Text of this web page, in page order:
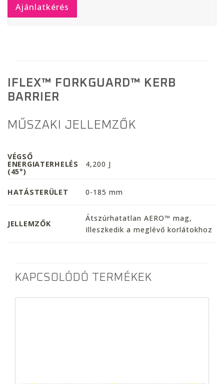
Ajánlatkérés
IFLEX™ FORKGUARD™ KERB
BARRIER
MŰSZAKI JELLEMZŐK
VÉGSŐ
ENERGIATERHELÉS
(45°)
4,200 J
HATÁSTERÜLET 0-185 mm
JELLEMZŐK
Átszúrhatatlan AERO™ mag,
Illeszkedik a meglévő korlátokhoz
KAPCSOLÓDÓ TERMÉKEK